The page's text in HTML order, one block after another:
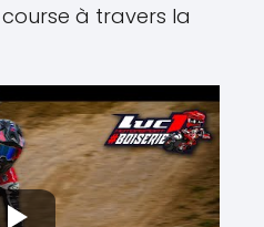
à travers la